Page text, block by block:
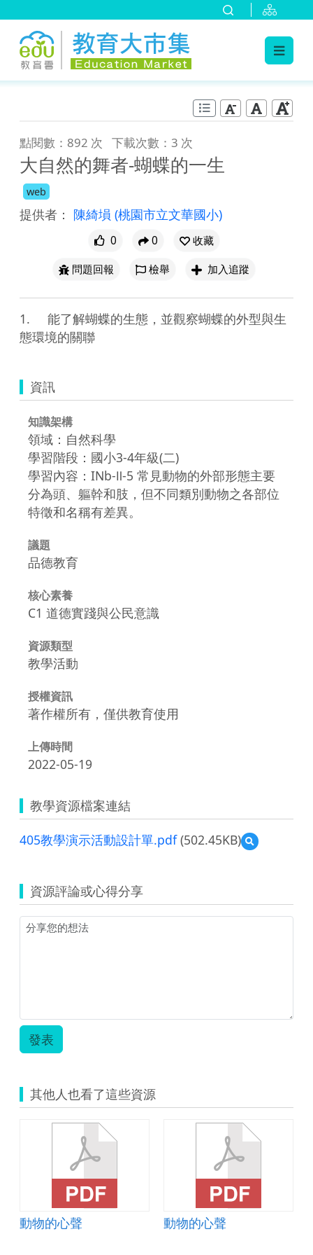
點閱數：892 次 下載次數：3 次
大自然的舞者-蝴蝶的一生
web
提供者： 陳綺塤 (桃園市立文華國小)
0 0
收藏
問題回報
檢舉 加入追蹤
1.	能了解蝴蝶的生態，並觀察蝴蝶的外型與生
態環境的關聯
資訊
知識架構
領域：自然科學
學習階段：國小3-4年級(二)
學習內容：INb-Ⅱ-5 常見動物的外部形態主要
分為頭、軀幹和肢，但不同類別動物之各部位
特徵和名稱有差異。
議題
品德教育
核心素養
C1 道德實踐與公民意識
資源類型
教學活動
授權資訊
著作權所有，僅供教育使用
上傳時間
2022-05-19
教學資源檔案連結
405教學演示活動設計單.pdf(502.45KB)
預
覽
演
示
資源評論或心得分享
發表
其他人也看了這些資源
動物的心聲 動物的心聲